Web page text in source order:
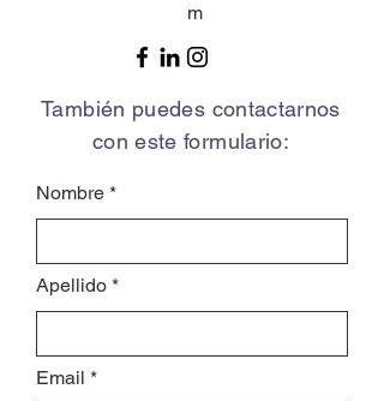
m
También puedes contactarnos
con este formulario:
Nombre
Apellido
Email